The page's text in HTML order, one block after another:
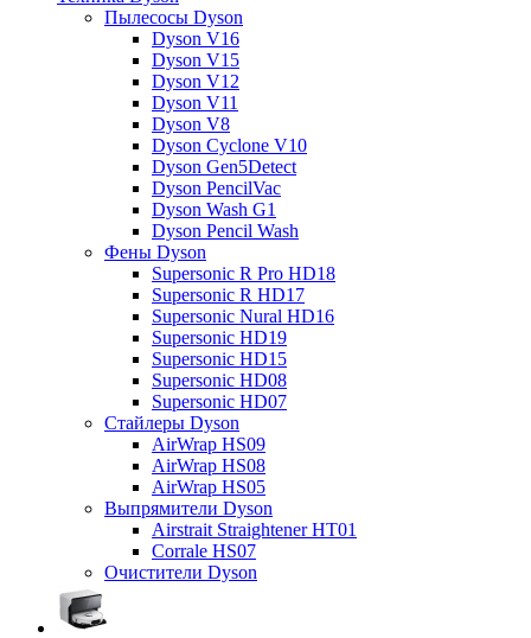
Пылесосы Dyson
Dyson V16
Dyson V15
Dyson V12
Dyson V11
Dyson V8
Dyson Cyclone V10
Dyson Gen5Detect
Dyson PencilVac
Dyson Wash G1
Dyson Pencil Wash
Фены Dyson
Supersonic R Pro HD18
Supersonic R HD17
Supersonic Nural HD16
Supersonic HD19
Supersonic HD15
Supersonic HD08
Supersonic HD07
Стайлеры Dyson
AirWrap HS09
AirWrap HS08
AirWrap HS05
Выпрямители Dyson
Airstrait Straightener HT01
Corrale HS07
Очистители Dyson